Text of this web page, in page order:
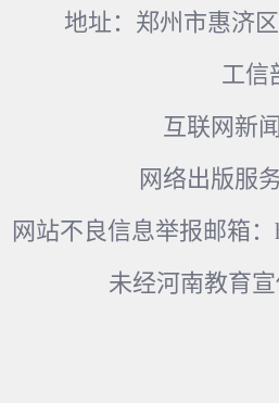
地址：郑州市惠济
工信
互联网新
网络出版服
网站不良信息举报邮箱：
未经河南教育